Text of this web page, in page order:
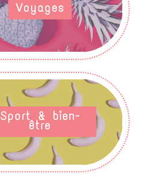
Voyages
Sport & bien-
être